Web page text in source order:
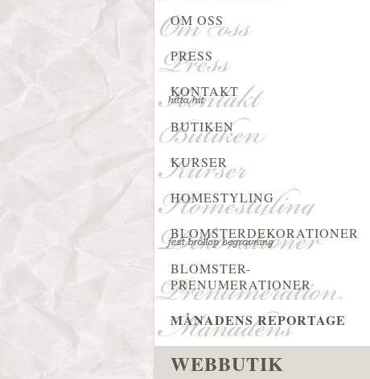
OM OSS
PRESS
KONTAKT
BUTIKEN
KURSER
HOMESTYLING
BLOMSTERDEKORATIONER
BLOMSTER-
PRENUMERATIONER
MÅNADENS REPORTAGE
WEBBUTIK